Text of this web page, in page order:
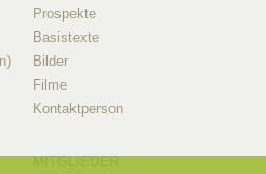
Prospekte
Basistexte
Bilder
Filme
Kontaktperson